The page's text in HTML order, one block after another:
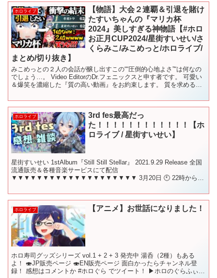
ホロライブ
【物語】大会２連覇＆引退を賭け
たすいちゃんの『マリカ杯
2024』美しすぎる神物語【#ホロ
お正月CUP2024/星街すいせい/さ
くらみこ/みこめっと/ホロライブ/
まとめ/切り抜き】
みこめっとの２人の会話が醸し出すこの““圧倒的心地よさ”“は何なの
でしょう…。 Video EditorのDr.フェニックスと申す者です。 可愛い
＆爆笑を濃縮した『質の高い動画』をお約束します。 質を求めるば
ホロライブ
3rd fes最高だっ
た！！！！！！！！！！！！【ホ
ロライブ / 星街すいせい】
星街すいせい 1stAlbum『Still Still Stellar』 2021.9.29 Release 全国
流通販売＆各種音楽サービスにて配信
▼▼▼▼▼▼▼▼▼▼▼▼▼▼▼▼▼▼▼▼ 3月20日 🕙 22時から！
ホロライブ 【アニメ】お世話になりました！
ホロ寿司グッズシリーズ vol.1 + 2 + 3 発売中 湯呑（2種）もある
よ！ 🍣JP販売ページ 🍣EN販売ページ 面白かったらチャンネル登
録！ 感想はコメントか #ホロぐら でツイート！ ▶︎ホロのぐらふぃて